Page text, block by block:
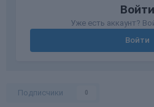
Войти
Уже есть аккаунт?
Войти
Подписчики 0